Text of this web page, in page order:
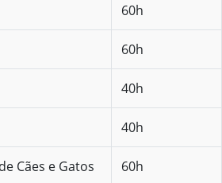
60h
60h
40h
40h
Cães e Gatos 60h